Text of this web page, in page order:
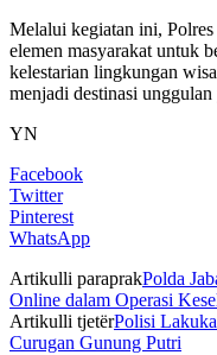
Melalui kegiatan ini,
elemen masyarakat untuk
kelestarian lingkungan
menjadi destinasi
YN
Facebook
Twitter
Pinterest
WhatsApp
Artikulli paraprakPolda
Online dalam Operasi
Artikulli tjetërPolisi
Curugan Gunung Putri